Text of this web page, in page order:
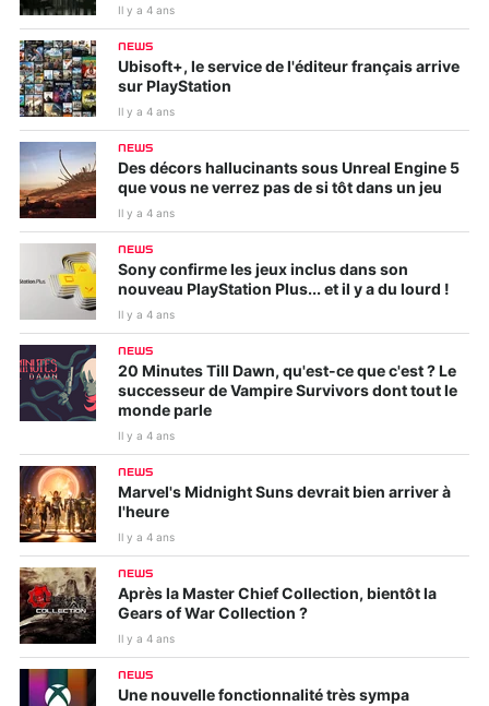
Il y a 4 ans
NEWS
Ubisoft+, le service de l'éditeur français arrive
sur PlayStation
Il y a 4 ans
NEWS
Des décors hallucinants sous Unreal Engine 5
que vous ne verrez pas de si tôt dans un jeu
Il y a 4 ans
NEWS
Sony confirme les jeux inclus dans son
nouveau PlayStation Plus... et il y a du lourd !
Il y a 4 ans
NEWS
20 Minutes Till Dawn, qu'est-ce que c'est ? Le
successeur de Vampire Survivors dont tout le
monde parle
Il y a 4 ans
NEWS
Marvel's Midnight Suns devrait bien arriver à
l'heure
Il y a 4 ans
NEWS
Après la Master Chief Collection, bientôt la
Gears of War Collection ?
Il y a 4 ans
NEWS
Une nouvelle fonctionnalité très sympa